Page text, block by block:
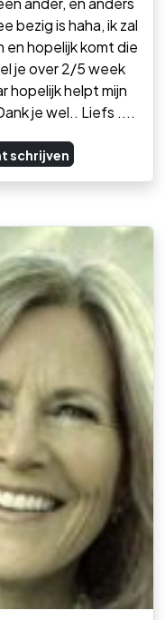
bezig is haha, ik zal
en hopelijk komt die
je over 2/5 week
hopelijk helpt mijn
je wel.. Liefs ....
schrijven